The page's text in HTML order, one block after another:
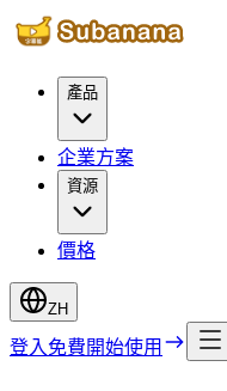
產品
企業方案
資源
價格
ZH
登入 免費開始使用